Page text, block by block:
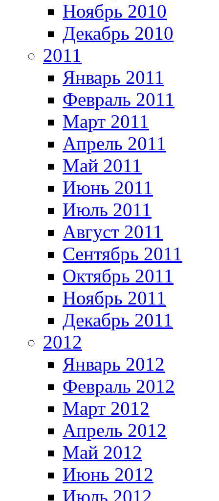
Ноябрь 2010
Декабрь 2010
2011
Январь 2011
Февраль 2011
Март 2011
Апрель 2011
Май 2011
Июнь 2011
Июль 2011
Август 2011
Сентябрь 2011
Октябрь 2011
Ноябрь 2011
Декабрь 2011
2012
Январь 2012
Февраль 2012
Март 2012
Апрель 2012
Май 2012
Июнь 2012
Июль 2012